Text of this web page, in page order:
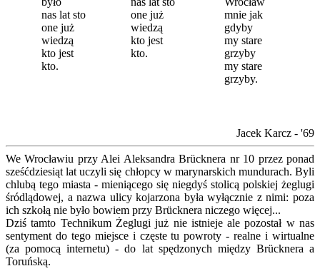
nas lat sto
one już
wiedzą
kto jest
kto.
one już
wiedzą
kto jest
kto.
mnie jak
gdyby
my stare
grzyby
my stare
grzyby.
Jacek Karcz - '69
We Wrocławiu przy Alei Aleksandra Brücknera nr 10 przez ponad
sześćdziesiąt lat uczyli się chłopcy w marynarskich mundurach. Byli
chlubą tego miasta - mieniącego się niegdyś stolicą polskiej żeglugi
śródlądowej, a nazwa ulicy kojarzona była wyłącznie z nimi: poza
ich szkołą nie było bowiem przy Brücknera niczego więcej...
Dziś tamto Technikum Żeglugi już nie istnieje ale pozostał w nas
sentyment do tego miejsce i częste tu powroty - realne i wirtualne
(za pomocą internetu) - do lat spędzonych między Brücknera a
Toruńską.